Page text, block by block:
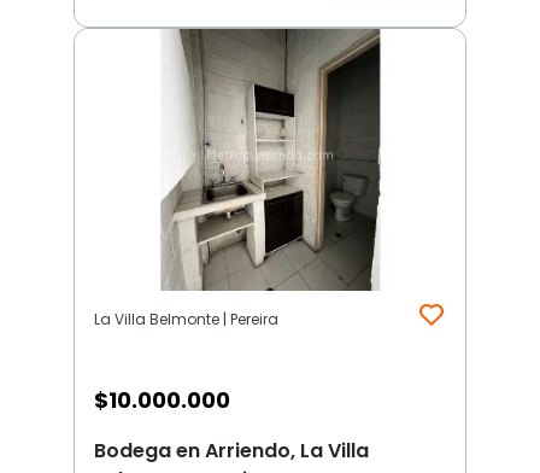
La Villa Belmonte | Pereira
$10.000.000
Bodega en Arriendo, La Villa